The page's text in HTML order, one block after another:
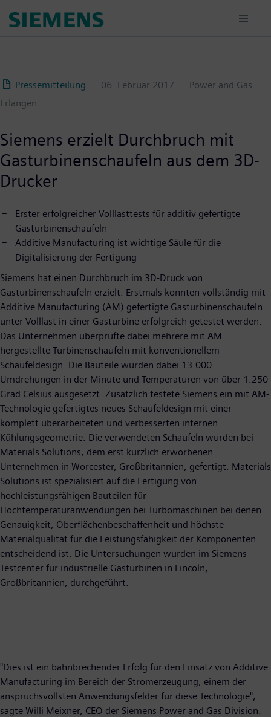
para
Pressemitteilung
06. Februar 2017
Power and Gas
Erlangen
Siemens erzielt Durchbruch mit
Gasturbinenschaufeln aus dem 3D-
Drucker
Erster erfolgreicher Volllasttests für additiv gefertigte
Gasturbinenschaufeln
Additive Manufacturing ist wichtige Säule für die
Digitalisierung der Fertigung
Siemens hat einen Durchbruch im 3D-Druck von
Gasturbinenschaufeln erzielt. Erstmals konnten vollständig mit
Additive Manufacturing (AM) gefertigte Gasturbinenschaufeln
unter Volllast in einer Gasturbine erfolgreich getestet werden.
Das Unternehmen überprüfte dabei mehrere mit AM
hergestellte Turbinenschaufeln mit konventionellem
Schaufeldesign. Die Bauteile wurden dabei 13.000
Umdrehungen in der Minute und Temperaturen von über 1.250
Grad Celsius ausgesetzt. Zusätzlich testete Siemens ein mit AM-
Technologie gefertigtes neues Schaufeldesign mit einer
komplett überarbeiteten und verbesserten internen
Kühlungsgeometrie. Die verwendeten Schaufeln wurden bei
Materials Solutions, dem erst kürzlich erworbenen
Unternehmen in Worcester, Großbritannien, gefertigt. Materials
Solutions ist spezialisiert auf die Fertigung von
hochleistungsfähigen Bauteilen für
Hochtemperaturanwendungen bei Turbomaschinen bei denen
Genauigkeit, Oberflächenbeschaffenheit und höchste
Materialqualität für die Leistungsfähigkeit der Komponenten
entscheidend ist. Die Untersuchungen wurden im Siemens-
Testcenter für industrielle Gasturbinen in Lincoln,
Großbritannien, durchgeführt.
"Dies ist ein bahnbrechender Erfolg für den Einsatz von Additive
Manufacturing im Bereich der Stromerzeugung, einem der
anspruchsvollsten Anwendungsfelder für diese Technologie",
sagte Willi Meixner, CEO der Siemens Power and Gas Division.